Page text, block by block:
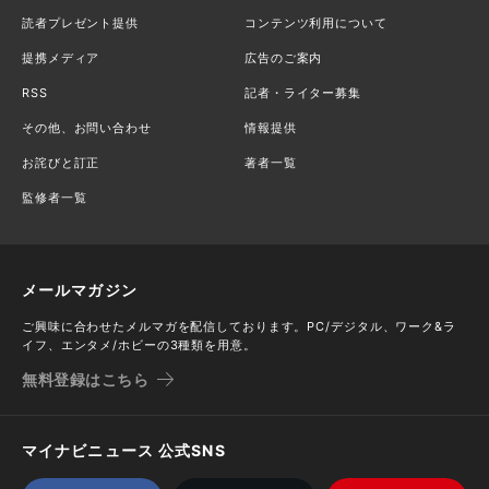
読者プレゼント提供 コンテンツ利用について
提携メディア 広告のご案内
RSS 記者・ライター募集
その他、お問い合わせ 情報提供
お詫びと訂正 著者一覧
監修者一覧
メールマガジン
ご興味に合わせたメルマガを配信しております。PC/デジタル、ワーク&ラ
イフ、エンタメ/ホビーの3種類を用意。
無料登録はこちら
マイナビニュース 公式SNS